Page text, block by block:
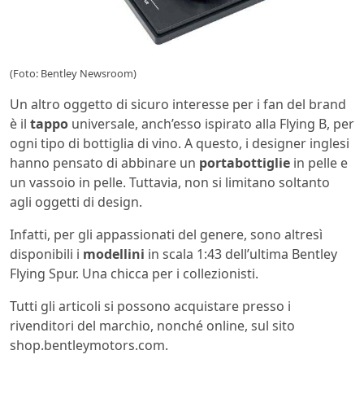
(Foto: Bentley Newsroom)
Un altro oggetto di sicuro interesse per i fan del brand
è il tappo universale, anch’esso ispirato alla Flying B, per
ogni tipo di bottiglia di vino. A questo, i designer inglesi
hanno pensato di abbinare un portabottiglie in pelle e
un vassoio in pelle. Tuttavia, non si limitano soltanto
agli oggetti di design.
Infatti, per gli appassionati del genere, sono altresì
disponibili i modellini in scala 1:43 dell’ultima Bentley
Flying Spur. Una chicca per i collezionisti.
Tutti gli articoli si possono acquistare presso i
rivenditori del marchio, nonché online, sul sito
shop.bentleymotors.com.